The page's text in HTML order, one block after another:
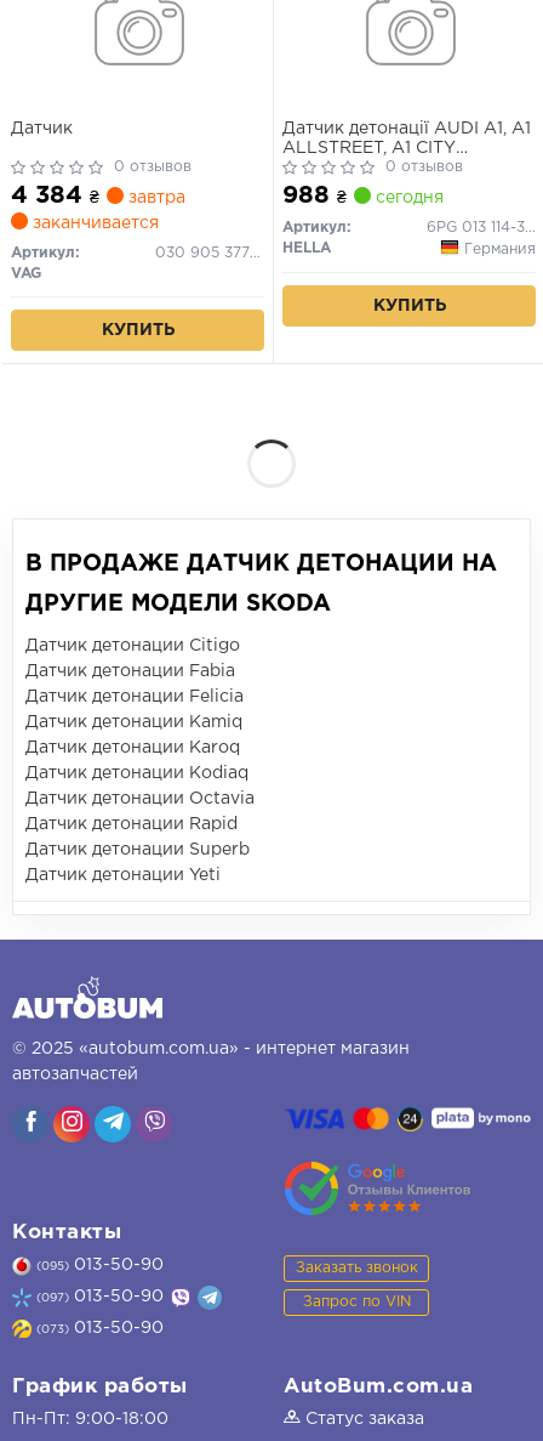
Датчик
0 отзывов
4 384 ₴
завтра
заканчивается
Артикул:
030 905 377 D
VAG
КУПИТЬ
Датчик детонації AUDI A1, A1
ALLSTREET, A1 CITY
CARVER, A2, A3, A3
ALLSTREET, A4 B7, A4 B9,
A5, A6 C6, A6 C7, A6 C8, A7,
A8 D4, A8 D5, Q2, Q3, Q5, Q7,
Q8, TT BENTLEY
0 отзывов
988 ₴ сегодня
Артикул:
6PG 013 114-301
HELLA
Германия
КУПИТЬ
В ПРОДАЖЕ ДАТЧИК ДЕТОНАЦИИ НА
ДРУГИЕ МОДЕЛИ SKODA
Датчик детонации Citigo
Датчик детонации Fabia
Датчик детонации Felicia
Датчик детонации Kamiq
Датчик детонации Karoq
Датчик детонации Kodiaq
Датчик детонации Octavia
Датчик детонации Rapid
Датчик детонации Superb
Датчик детонации Yeti
© 2025 «autobum.com.ua» - интернет магазин
автозапчастей
Контакты
(095) 013-50-90
(097) 013-50-90
(073) 013-50-90
Заказать звонок
Запрос по VIN
График работы
Пн-Пт: 9:00-18:00
AutoBum.com.ua
Статус заказа